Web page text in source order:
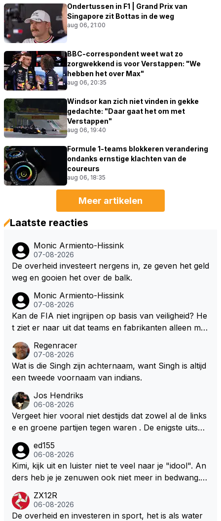
Ondertussen in F1 | Grand Prix van
Singapore zit Bottas in de weg
aug 06, 21:00
BBC-correspondent weet wat zo
zorgwekkend is voor Verstappen: "We
hebben het over Max"
aug 06, 20:35
Windsor kan zich niet vinden in gekke
gedachte: "Daar gaat het om met
Verstappen"
aug 06, 19:40
Formule 1-teams blokkeren verandering
ondanks ernstige klachten van de
coureurs
aug 06, 18:35
Meer artikelen
Laatste reacties
Monic Armiento-Hissink
07-08-2026
De overheid investeert nergens in, ze geven het geld
weg en gooien het over de balk.
Monic Armiento-Hissink
07-08-2026
Kan de FIA niet ingrijpen op basis van veiligheid? He
t ziet er naar uit dat teams en fabrikanten alleen ma
hun coureurs op de laatste plaats komt. Eigenlijk he
bben coureurs maar weinig te vertellen over hun ve
iligheid, er wordt toch niet naar ze geluisterd.
Regenracer
07-08-2026
Wat is die Singh zijn achternaam, want Singh is altijd
een tweede voornaam van indians.
Jos Hendriks
06-08-2026
Vergeet hier vooral niet destijds dat zowel al de links
e en groene partijen tegen waren . De enigste uitspr
over dan kunnen ze hun eigen uitlaat gassen inade
men maar niet wetende was dat de F1 motor schone
r is dan een normale auto. Dus denk echt niet dat de
ters zullen steunen laat staan om een euro in het cir
cuit Zandvoort te steken
ed155
06-08-2026
Kimi, kijk uit en luister niet te veel naar je "idool". An
ders heb je je zenuwen ook niet meer in bedwang. Zi
Marquez/Jos ? Veel gezelliger
ZX12R
06-08-2026
De overheid en investeren in sport, het is als water